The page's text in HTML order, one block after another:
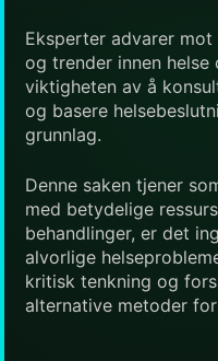
Eksperter advarer
og trender innen
viktigheten av å
og basere
grunnlag.
Denne saken tjener
med betydelige
behandlinger, er det
alvorlige
kritisk tenkning og
alternative metoder